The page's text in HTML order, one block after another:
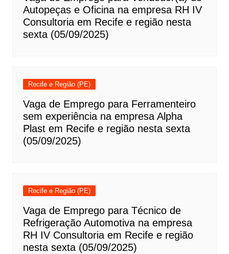
Autopeças e Oficina na empresa RH IV
Consultoria em Recife e região nesta
sexta (05/09/2025)
Recife e Região (PE)
Vaga de Emprego para Ferramenteiro
sem experiência na empresa Alpha
Plast em Recife e região nesta sexta
(05/09/2025)
Recife e Região (PE)
Vaga de Emprego para Técnico de
Refrigeração Automotiva na empresa
RH IV Consultoria em Recife e região
nesta sexta (05/09/2025)